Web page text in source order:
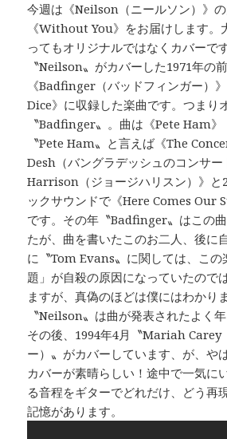
今週は《Neilson（ニールソン）》
《Without You》をお届けします。
ってもオリジナルではなくカバーで
〝Neilson〟がカバーした1971年の前
《Badfinger（バッドフィンガー）
Dice》に収録した楽曲です。つまり
〝Badfinger〟。曲は《Pete Ham》
〝Pete Ham〟と言えば《The
Desh（バングラデッシュのコンサ
Harrison（ジョージハリスン）》と
ックサウンドで《Here Comes Our
です。その年〝Badfinger〟はこの
たが、曲を書いたこのお二人、後に
に〝Tom Evans〟に関しては、この
題」が自殺の原因になっていたので
ますが、真偽のほどは僕にはわかり
〝Neilson〟は曲が発表されたよく年
その後、1994年4月〝Mariah Carey
ー）〟がカバーしています、が、や
カバーが素晴らしい！途中で一気に
る音程をギターでどれだけ、どう再
記憶があります。